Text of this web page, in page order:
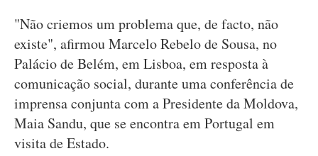
"Não criemos um problema que, de facto, não
existe", afirmou Marcelo Rebelo de Sousa, no
Palácio de Belém, em Lisboa, em resposta à
comunicação social, durante uma conferência de
imprensa conjunta com a Presidente da Moldova,
Maia Sandu, que se encontra em Portugal em
visita de Estado.